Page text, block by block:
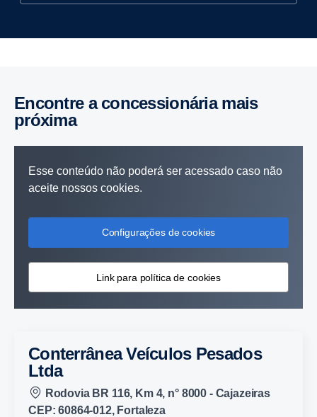
Encontre a concessionária mais
próxima
Esse conteúdo não poderá ser acessado caso não
aceite nossos cookies.
Configurações de cookies
Link para política de cookies
Conterrânea Veículos Pesados
Ltda
Rodovia BR 116, Km 4, n° 8000 - Cajazeiras
CEP: 60864-012, Fortaleza